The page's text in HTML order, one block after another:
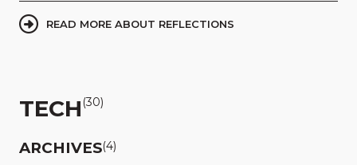
READ MORE ABOUT REFLECTIONS
TECH (30)
ARCHIVES(4)